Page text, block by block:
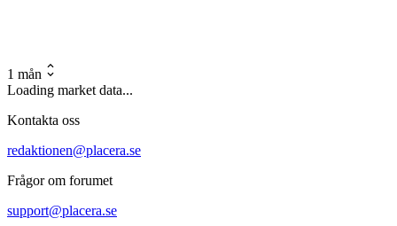
1 mån
Loading market data...
Kontakta oss
redaktionen@placera.se
Frågor om forumet
support@placera.se